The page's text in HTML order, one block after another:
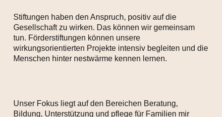
Stiftungen haben den Anspruch, positiv auf die
Gesellschaft zu wirken. Das können wir gemeinsam
tun. Förderstiftungen können unsere
wirkungsorientierten Projekte intensiv begleiten und die
Menschen hinter nestwärme kennen lernen.
Unser Fokus liegt auf den Bereichen Beratung,
Bildung, Unterstützung und pflege für Familien mir